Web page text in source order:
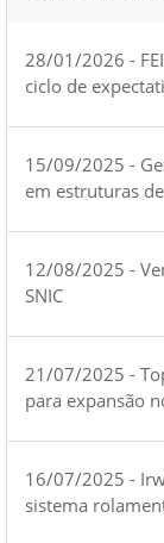
28/01/2026 -
ciclo de
15/09/2025 -
em estruturas
12/08/2025 -
SNIC
21/07/2025 -
para expansão
16/07/2025 -
sistema